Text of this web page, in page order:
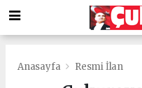
Anasayfa Resmi İlan